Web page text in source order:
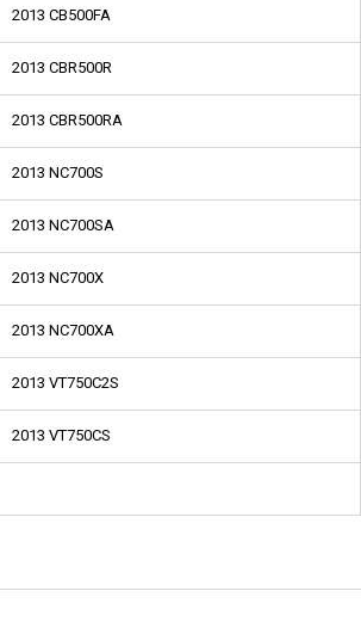
2013 CB500FA
2013 CBR500R
2013 CBR500RA
2013 NC700S
2013 NC700SA
2013 NC700X
2013 NC700XA
2013 VT750C2S
2013 VT750CS